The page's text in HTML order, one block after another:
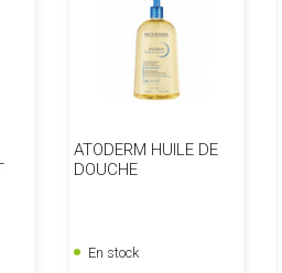
ATODERM HUILE DE
DOUCHE
En stock